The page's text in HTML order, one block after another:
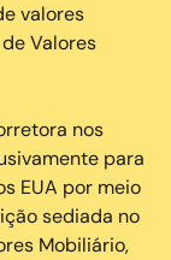
valores
Valores
nos
para
EUA por meio
sediada no
Mobiliário,